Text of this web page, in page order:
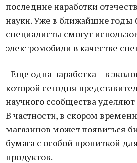
последние наработки
науки. Уже в ближайшие годы
специалисты смогут
электромобили в качестве
- Еще одна наработка – в
которой сегодня
научного сообщества
В частности, в скором
магазинов может появиться
бумага с особой пропиткой
продуктов.